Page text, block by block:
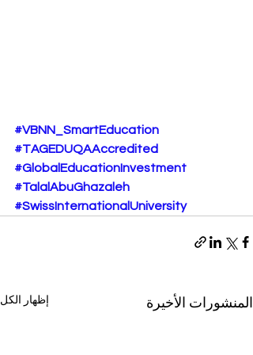
#VBNN_SmartEducation
#TAGEDUQAAccredited
#GlobalEducationInvestment
#TalalAbuGhazaleh
#SwissInternationalUniversity
المنشورات الأخيرة إظهار الكل